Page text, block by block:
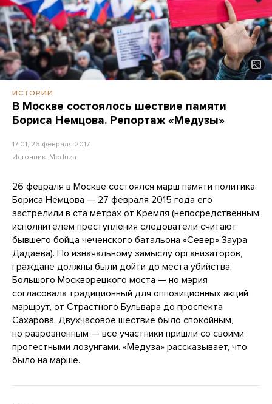
ИСТОРИИ
В Москве состоялось шествие памяти
Бориса Немцова. Репортаж «Медузы»
17:01, 26 февраля 2017
Источник: Meduza
26 февраля в Москве состоялся марш памяти политика
Бориса Немцова — 27 февраля 2015 года его
застрелили в ста метрах от Кремля (непосредственным
исполнителем преступления следователи считают
бывшего бойца чеченского батальона «Север» Заура
Дадаева). По изначальному замыслу организаторов,
граждане должны были дойти до места убийства,
Большого Москворецкого моста — но мэрия
согласовала традиционный для оппозиционных акций
маршрут, от Страстного Бульвара до проспекта
Сахарова. Двухчасовое шествие было спокойным,
но разрозненным — все участники пришли со своими
протестными лозунгами. «Медуза» рассказывает, что
было на марше.